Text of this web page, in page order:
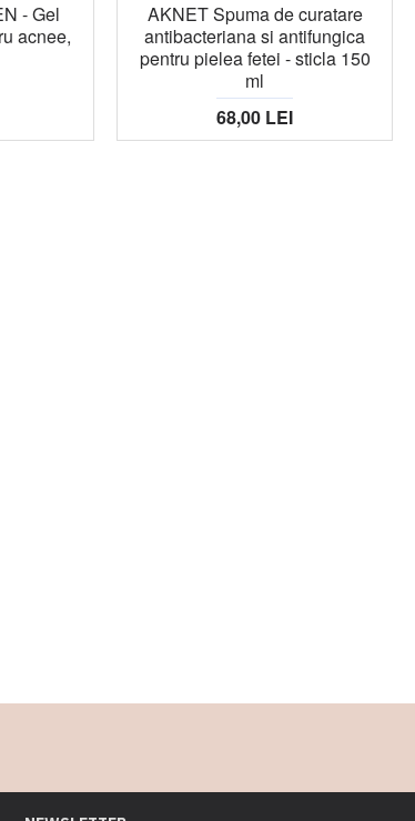
- Gel
acnee,
AKNET Spuma de curatare
antibacteriana si antifungica
pentru pielea fetei - sticla 150
ml
68,00 LEI